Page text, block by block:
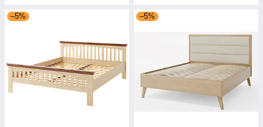
–5% –5%